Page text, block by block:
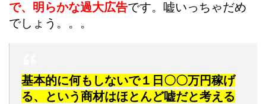
で、明らかな過大広告です。嘘いっちゃだめ
でしょう。。。
基本的に何もしないで１日〇〇万円稼げ
る、という商材はほとんど嘘だと考える